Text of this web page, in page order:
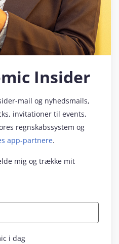
Insider
mail og nyhedsmails,
invitationer til events,
regnskabssystem og
app-partnere.
mig og trække mit
i dag